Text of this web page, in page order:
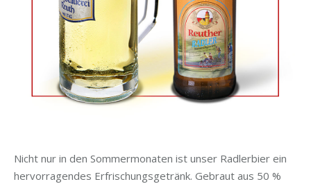
Nicht nur in den Sommermonaten ist unser Radlerbier ein
hervorragendes Erfrischungsgetränk. Gebraut aus 50 %